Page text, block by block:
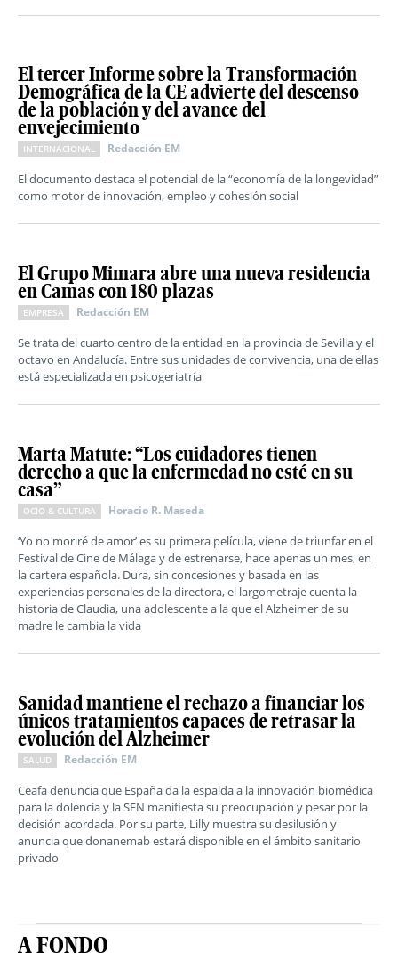
El tercer Informe sobre la Transformación
Demográfica de la CE advierte del descenso
de la población y del avance del
envejecimiento
INTERNACIONAL Redacción EM
El documento destaca el potencial de la “economía de la longevidad”
como motor de innovación, empleo y cohesión social
El Grupo Mimara abre una nueva residencia
en Camas con 180 plazas
EMPRESA Redacción EM
Se trata del cuarto centro de la entidad en la provincia de Sevilla y el
octavo en Andalucía. Entre sus unidades de convivencia, una de ellas
está especializada en psicogeriatría
Marta Matute: “Los cuidadores tienen
derecho a que la enfermedad no esté en su
casa”
OCIO & CULTURA Horacio R. Maseda
‘Yo no moriré de amor’ es su primera película, viene de triunfar en el
Festival de Cine de Málaga y de estrenarse, hace apenas un mes, en
la cartera española. Dura, sin concesiones y basada en las
experiencias personales de la directora, el largometraje cuenta la
historia de Claudia, una adolescente a la que el Alzheimer de su
madre le cambia la vida
Sanidad mantiene el rechazo a financiar los
únicos tratamientos capaces de retrasar la
evolución del Alzheimer
SALUD Redacción EM
Ceafa denuncia que España da la espalda a la innovación biomédica
para la dolencia y la SEN manifiesta su preocupación y pesar por la
decisión acordada. Por su parte, Lilly muestra su desilusión y
anuncia que donanemab estará disponible en el ámbito sanitario
privado
A FONDO